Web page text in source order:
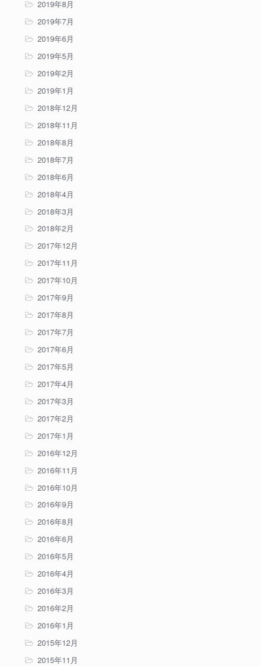
2019年8月
2019年7月
2019年6月
2019年5月
2019年2月
2019年1月
2018年12月
2018年11月
2018年8月
2018年7月
2018年6月
2018年4月
2018年3月
2018年2月
2017年12月
2017年11月
2017年10月
2017年9月
2017年8月
2017年7月
2017年6月
2017年5月
2017年4月
2017年3月
2017年2月
2017年1月
2016年12月
2016年11月
2016年10月
2016年9月
2016年8月
2016年6月
2016年5月
2016年4月
2016年3月
2016年2月
2016年1月
2015年12月
2015年11月